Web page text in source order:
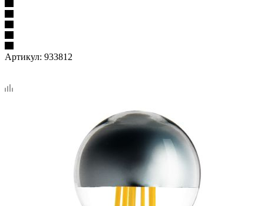
Артикул: 933812